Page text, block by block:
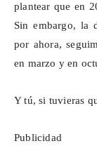
plantear que en
Sin embargo, la
por ahora,
en marzo y en
Y tú, si tuvieras
Publicidad